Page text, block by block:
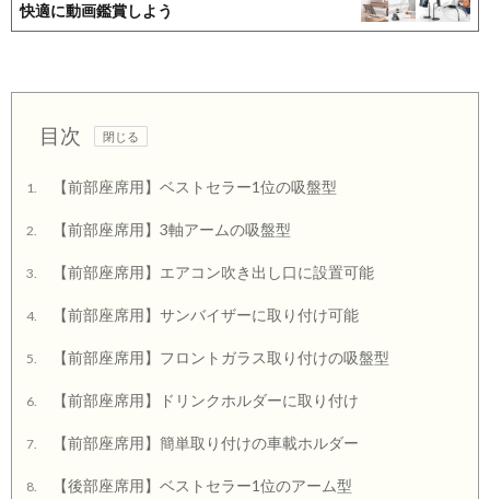
快適に動画鑑賞しよう
目次
1. 【前部座席用】ベストセラー1位の吸盤型
2. 【前部座席用】3軸アームの吸盤型
3. 【前部座席用】エアコン吹き出し口に設置可能
4. 【前部座席用】サンバイザーに取り付け可能
5. 【前部座席用】フロントガラス取り付けの吸盤型
6. 【前部座席用】ドリンクホルダーに取り付け
7. 【前部座席用】簡単取り付けの車載ホルダー
8. 【後部座席用】ベストセラー1位のアーム型